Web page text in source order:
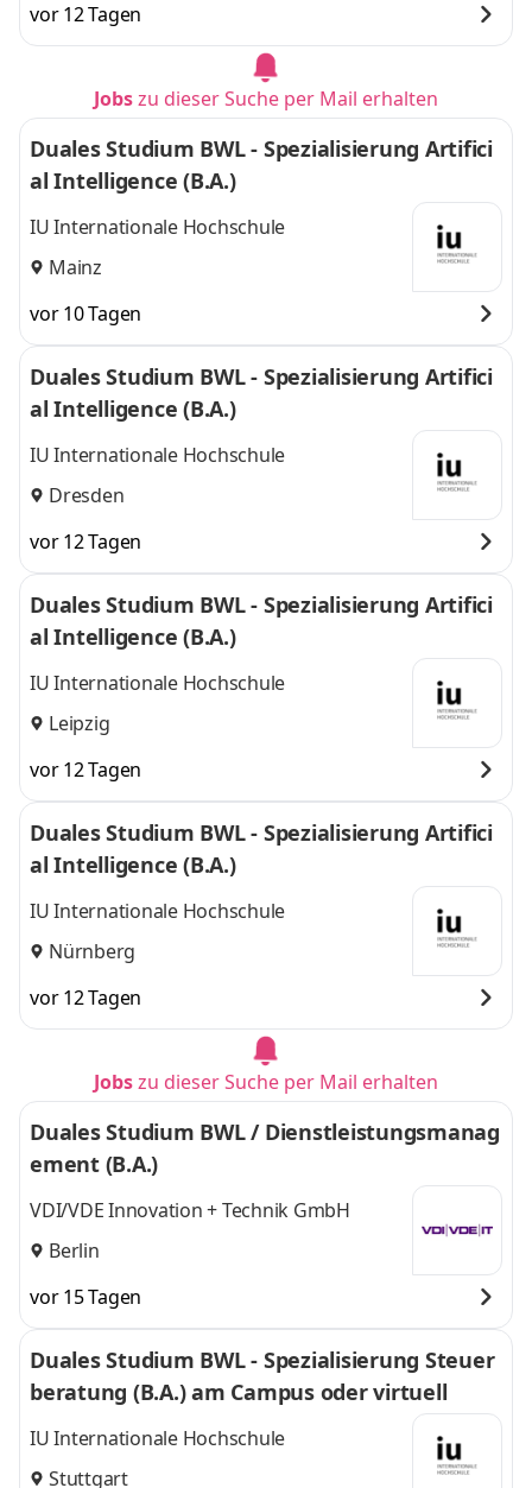
vor 12 Tagen
Jobszu dieser Suche per Mail erhalten
Duales Studium BWL - Spezialisierung Artifici
al Intelligence (B.A.)
IU Internationale Hochschule
Mainz
vor 10 Tagen
Duales Studium BWL - Spezialisierung Artifici
al Intelligence (B.A.)
IU Internationale Hochschule
Dresden
vor 12 Tagen
Duales Studium BWL - Spezialisierung Artifici
al Intelligence (B.A.)
IU Internationale Hochschule
Leipzig
vor 12 Tagen
Duales Studium BWL - Spezialisierung Artifici
al Intelligence (B.A.)
IU Internationale Hochschule
Nürnberg
vor 12 Tagen
Jobszu dieser Suche per Mail erhalten
Duales Studium BWL / Dienstleistungsmanag
ement (B.A.)
VDI/VDE Innovation + Technik GmbH
Berlin
vor 15 Tagen
Duales Studium BWL - Spezialisierung Steuer
beratung (B.A.) am Campus oder virtuell
IU Internationale Hochschule
Stuttgart